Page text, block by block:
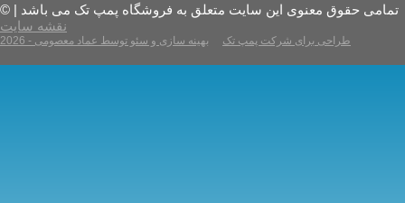
© تمامی حقوق معنوی این سایت متعلق به فروشگاه پمپ تک می باشد |
نقشه سایت
2026 - طراحی برای شرکت پمپ تک بهینه سازی و سئو توسط عماد معصومی